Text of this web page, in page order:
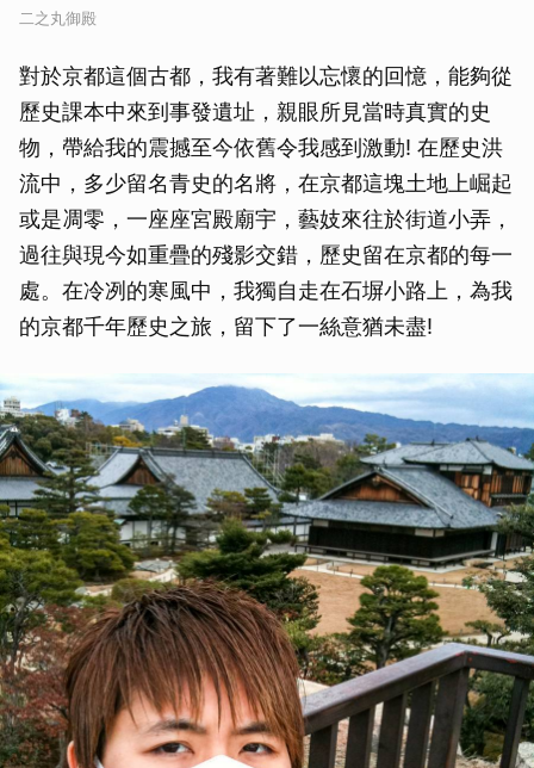
二之丸御殿
對於京都這個古都，我有著難以忘懷的回憶，能夠從
歷史課本中來到事發遺址，親眼所見當時真實的史
物，帶給我的震撼至今依舊令我感到激動! 在歷史洪
流中，多少留名青史的名將，在京都這塊土地上崛起
或是凋零，一座座宮殿廟宇，藝妓來往於街道小弄，
過往與現今如重疊的殘影交錯，歷史留在京都的每一
處。在冷冽的寒風中，我獨自走在石塀小路上，為我
的京都千年歷史之旅，留下了一絲意猶未盡!